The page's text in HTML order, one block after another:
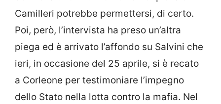
Camilleri potrebbe permettersi, di certo.
Poi, però, l’intervista ha preso un’altra
piega ed è arrivato l’affondo su Salvini che
ieri, in occasione del 25 aprile, si è recato
a Corleone per testimoniare l’impegno
dello Stato nella lotta contro la mafia. Nel